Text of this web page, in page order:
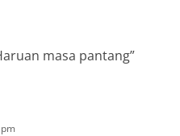
masa pantang”